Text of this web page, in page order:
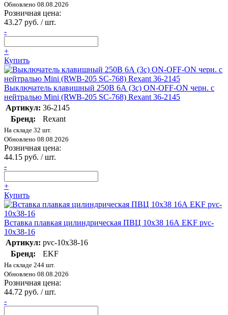
Обновлено 08.08.2026
Розничная цена:
43.27 руб. / шт.
-
+
Купить
Выключатель клавишный 250В 6А (3с) ON-OFF-ON черн. с
нейтралью Mini (RWB-205 SC-768) Rexant 36-2145
Артикул: 36-2145
Бренд:
Rexant
На складе 32 шт.
Обновлено 08.08.2026
Розничная цена:
44.15 руб. / шт.
-
+
Купить
Вставка плавкая цилиндрическая ПВЦ 10х38 16А EKF pvc-
10x38-16
Артикул: pvc-10x38-16
Бренд:
EKF
На складе 244 шт.
Обновлено 08.08.2026
Розничная цена:
44.72 руб. / шт.
-